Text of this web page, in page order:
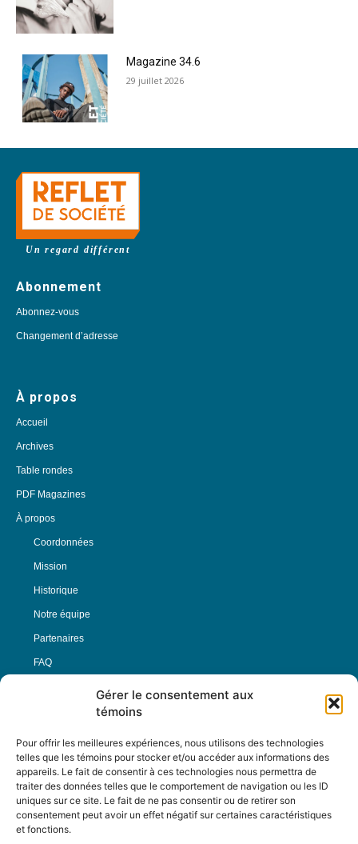
Gérer le consentement aux
témoins
Pour offrir les meilleures expériences, nous utilisons des technologies
telles que les témoins pour stocker et/ou accéder aux informations des
appareils. Le fait de consentir à ces technologies nous permettra de
traiter des données telles que le comportement de navigation ou les ID
uniques sur ce site. Le fait de ne pas consentir ou de retirer son
consentement peut avoir un effet négatif sur certaines caractéristiques
et fonctions.
Magazine 34.6
29 juillet 2026
Un regard différent
Abonnement
Abonnez-vous
Changement d’adresse
À propos
Accueil
Archives
Table rondes
PDF Magazines
À propos
Coordonnées
Mission
Historique
Notre équipe
Partenaires
FAQ
Nous Suivre